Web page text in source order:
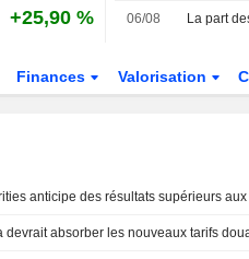
+25,90 % 06/08
Finances Valorisation